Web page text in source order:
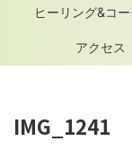
ヒーリング&コ
アクセス
IMG_1241